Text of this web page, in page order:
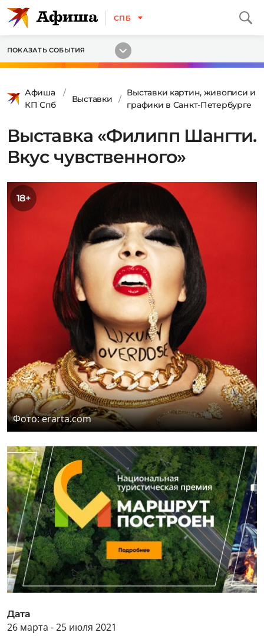
СПБ
ПОКАЗАТЬ СОБЫТИЯ
Афиша
КП Спб
Выставки
Выставки картин, живописи и
графики в Санкт-Петербурге
Выставка «Филипп Шангти.
Вкус чувственного»
18+
Фото: erarta.com
Дата
26 марта - 25 июля 2021